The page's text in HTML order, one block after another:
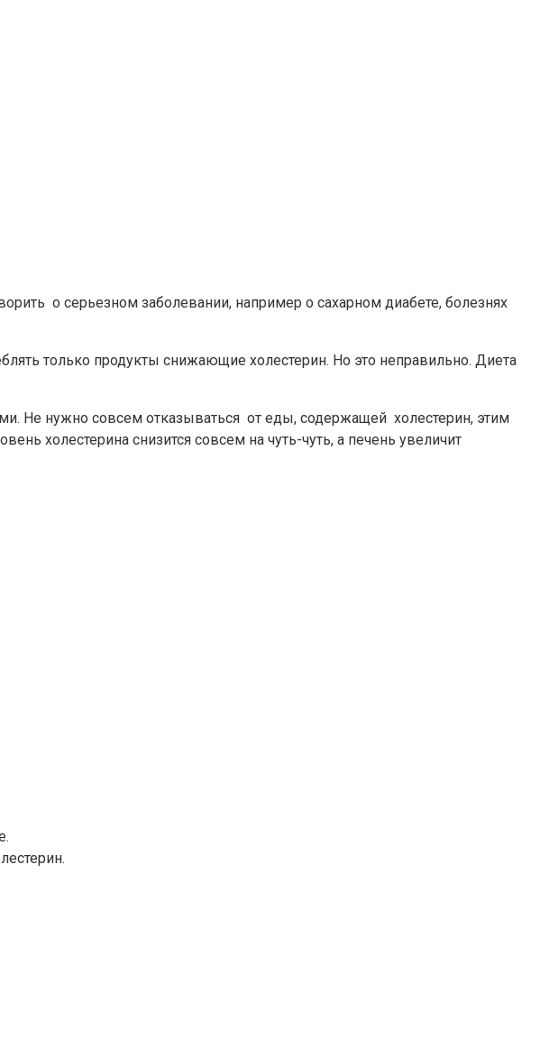
о серьезном заболевании, например о сахарном диабете, болезнях
только продукты снижающие холестерин. Но это неправильно. Диета
Не нужно совсем отказываться от еды, содержащей холестерин, этим
холестерина снизится совсем на чуть-чуть, а печень увеличит